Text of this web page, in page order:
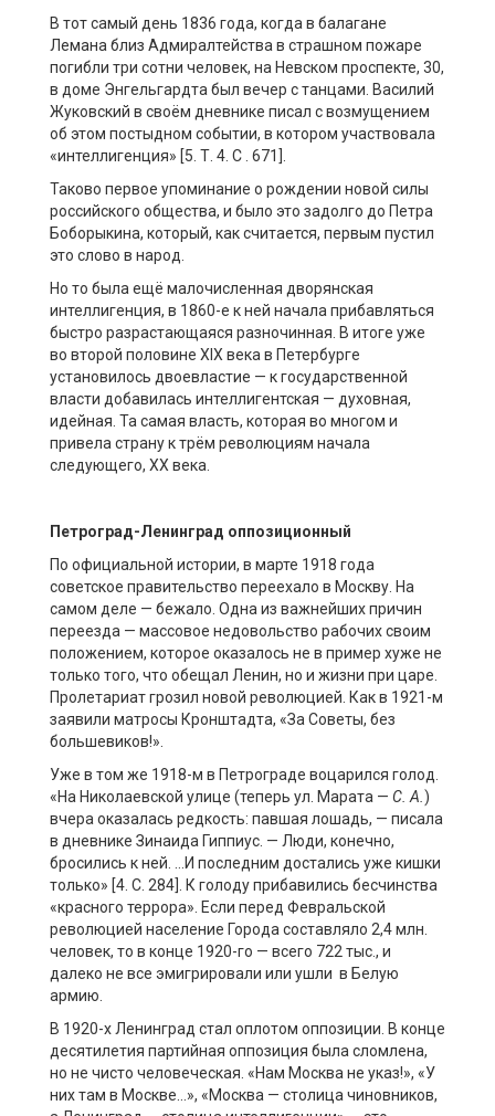
В тот самый день 1836 года, когда в балагане
Лемана близ Адмиралтейства в страшном пожаре
погибли три сотни человек, на Невском проспекте, 30,
в доме Энгельгардта был вечер с танцами. Василий
Жуковский в своём дневнике писал с возмущением
об этом постыдном событии, в котором участвовала
«интеллигенция» [5. Т. 4. С . 671].
Таково первое упоминание о рождении новой силы
российского общества, и было это задолго до Петра
Боборыкина, который, как считается, первым пустил
это слово в народ.
Но то была ещё малочисленная дворянская
интеллигенция, в 1860-е к ней начала прибавляться
быстро разрастающаяся разночинная. В итоге уже
во второй половине XIX века в Петербурге
установилось двоевластие — к государственной
власти добавилась интеллигентская — духовная,
идейная. Та самая власть, которая во многом и
привела страну к трём революциям начала
следующего, ХХ века.
Петроград-Ленинград оппозиционный
По официальной истории, в марте 1918 года
советское правительство переехало в Москву. На
самом деле — бежало. Одна из важнейших причин
переезда — массовое недовольство рабочих своим
положением, которое оказалось не в пример хуже не
только того, что обещал Ленин, но и жизни при царе.
Пролетариат грозил новой революцией. Как в 1921-м
заявили матросы Кронштадта, «За Советы, без
большевиков!».
Уже в том же 1918-м в Петрограде воцарился голод.
«На Николаевской улице (теперь ул. Марата — С. А. )
вчера оказалась редкость: павшая лошадь, — писала
в дневнике Зинаида Гиппиус. — Люди, конечно,
бросились к ней. …И последним достались уже кишки
только» [4. С. 284]. К голоду прибавились бесчинства
«красного террора». Если перед Февральской
революцией население Города составляло 2,4 млн.
человек, то в конце 1920-го — всего 722 тыс., и
далеко не все эмигрировали или ушли в Белую
армию.
В 1920-х Ленинград стал оплотом оппозиции. В конце
десятилетия партийная оппозиция была сломлена,
но не чисто человеческая. «Нам Москва не указ!», «У
них там в Москве…», «Москва — столица чиновников,